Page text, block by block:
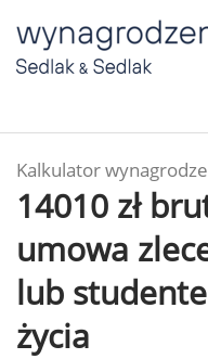
Kalkulator
14010 zł
umowa
lub
życia